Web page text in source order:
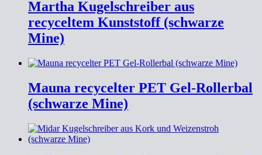
Martha Kugelschreiber aus
recyceltem Kunststoff (schwarze
Mine)
Mauna recycelter PET Gel-Rollerbal
(schwarze Mine)